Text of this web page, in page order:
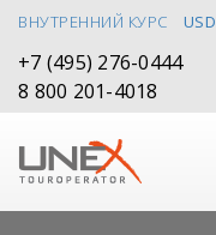
ВНУТРЕННИЙ КУРС USD
+7 (495) 276-0444
8 800 201-4018